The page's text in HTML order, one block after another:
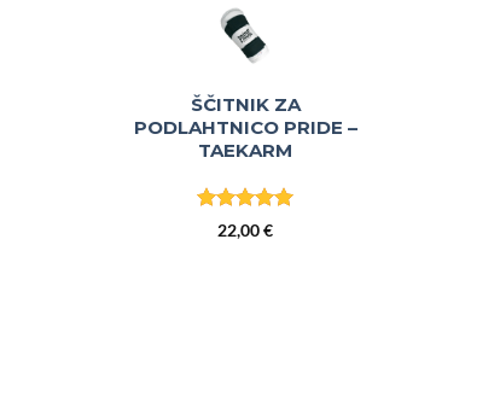
ŠČITNIK ZA
PODLAHTNICO PRIDE –
TAEKARM
Ocenjeno
od 5
22,00€